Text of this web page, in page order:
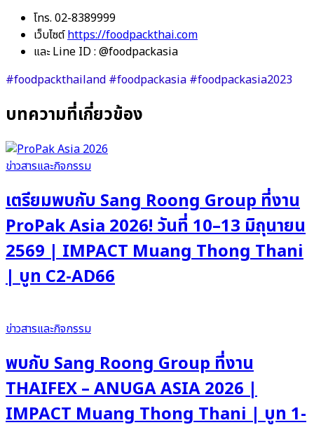
โทร. 02-8389999
เว็บไซต์https://foodpackthai.com
และ Line ID : @foodpackasia
#foodpackthailand #foodpackasia #foodpackasia2023
บทความที่เกี่ยวข้อง
ข่าวสารและกิจกรรม
เตรียมพบกับ Sang Roong Group ที่งาน
ProPak Asia 2026! วันที่ 10–13 มิถุนายน
2569 | IMPACT Muang Thong Thani
| บูท C2-AD66
ข่าวสารและกิจกรรม
พบกับ Sang Roong Group ที่งาน
THAIFEX – ANUGA ASIA 2026 |
IMPACT Muang Thong Thani | บูท 1-